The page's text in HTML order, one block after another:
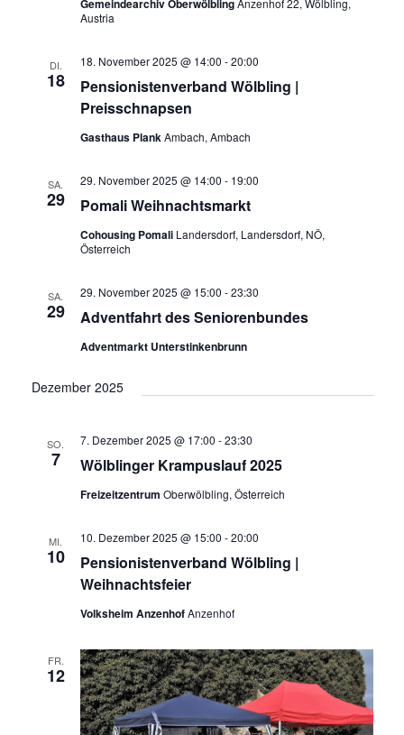
Gemeindearchiv OberwölblingAnzenhof 22, Wölbling,
Austria
DI.
18
Pensionistenverband Wölbling |
Preisschnapsen
18. November 2025 @ 14:00 -20:00
Gasthaus PlankAmbach, Ambach
SA.
29 Pomali Weihnachtsmarkt
29. November 2025 @ 14:00 - 19:00
Cohousing Pomali Landersdorf, Landersdorf, NÖ,
Österreich
SA.
29 Adventfahrt des Seniorenbundes
29. November 2025 @ 15:00 -23:30
Adventmarkt Unterstinkenbrunn
Dezember 2025
SO.
7 Wölblinger Krampuslauf 2025
7. Dezember 2025 @ 17:00 -23:30
Freizeitzentrum Oberwölbling, Österreich
MI.
10
Pensionistenverband Wölbling |
Weihnachtsfeier
10. Dezember 2025 @ 15:00 -20:00
Volksheim AnzenhofAnzenhof
FR.
12